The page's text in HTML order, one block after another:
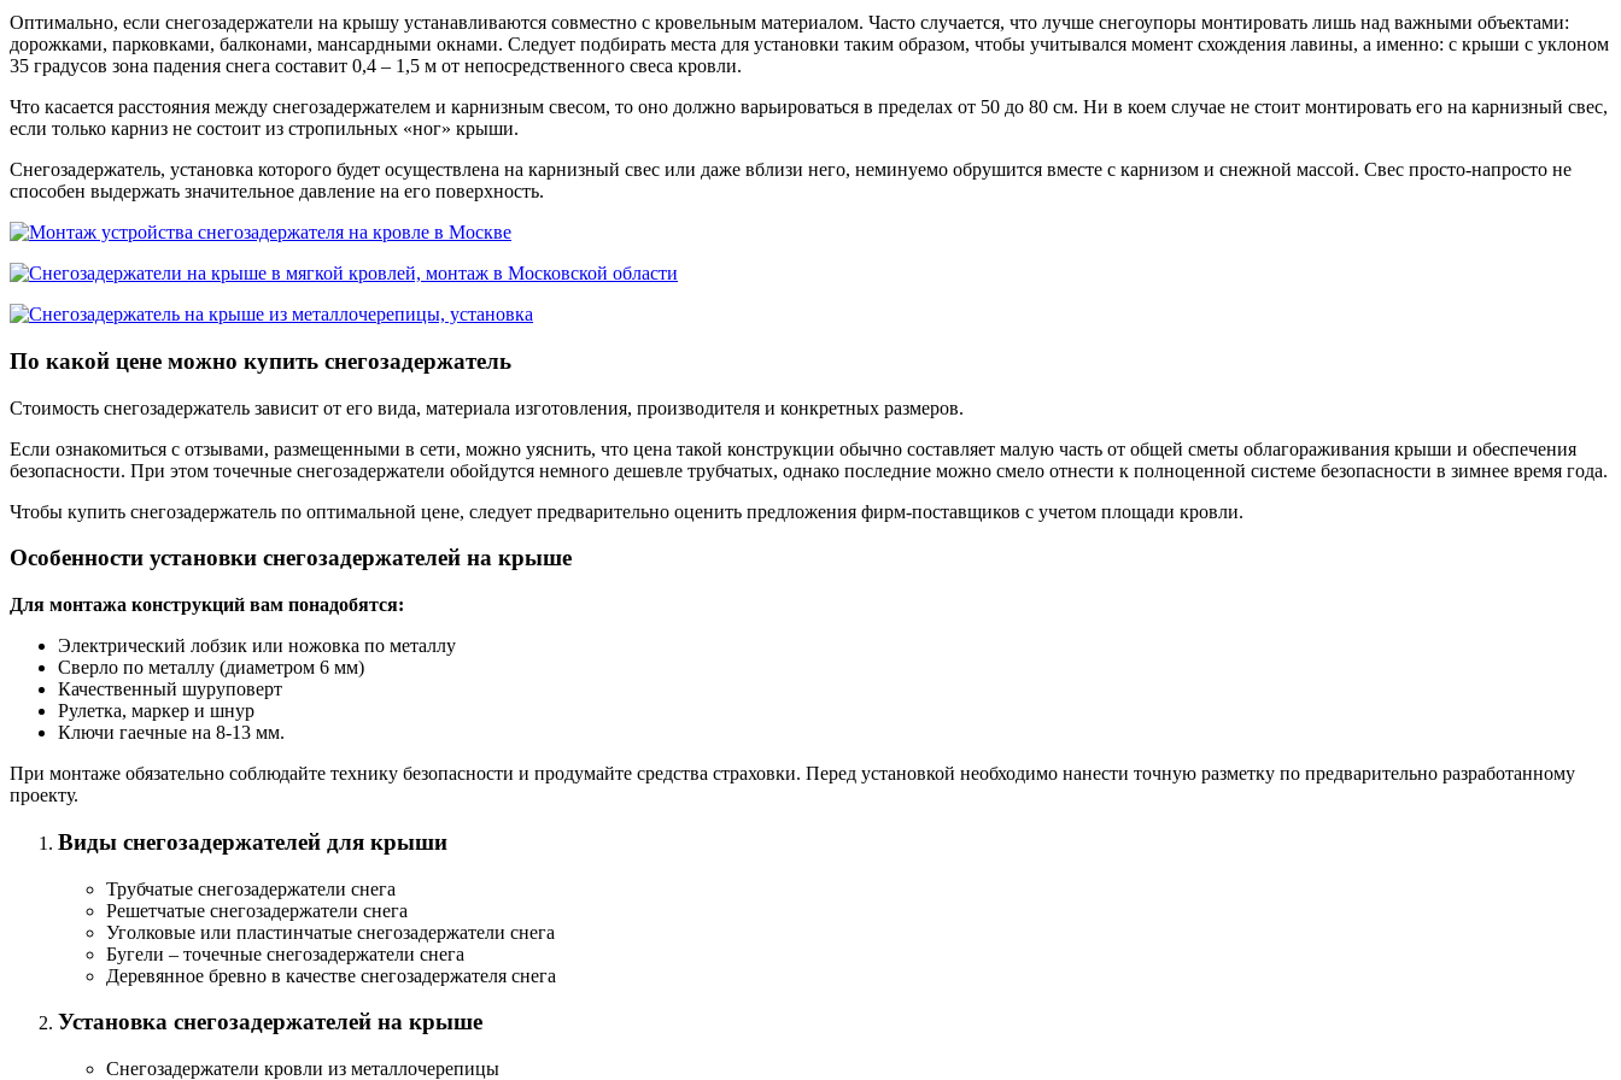
Оптимально, если снегозадержатели на крышу устанавливаются совместно с кровельным материалом. Часто случается, что лучше снегоупоры монтировать лишь над важными объектами:
дорожками, парковками, балконами, мансардными окнами. Следует подбирать места для установки таким образом, чтобы учитывался момент схождения лавины, а именно: с крыши с уклоном
35 градусов зона падения снега составит 0,4 – 1,5 м от непосредственного свеса кровли.
Что касается расстояния между снегозадержателем и карнизным свесом, то оно должно варьироваться в пределах от 50 до 80 см. Ни в коем случае не стоит монтировать его на карнизный свес,
если только карниз не состоит из стропильных «ног» крыши.
Снегозадержатель, установка которого будет осуществлена на карнизный свес или даже вблизи него, неминуемо обрушится вместе с карнизом и снежной массой. Свес просто-напросто не
способен выдержать значительное давление на его поверхность.
По какой цене можно купить снегозадержатель
Стоимость снегозадержатель зависит от его вида, материала изготовления, производителя и конкретных размеров.
Если ознакомиться с отзывами, размещенными в сети, можно уяснить, что цена такой конструкции обычно составляет малую часть от общей сметы облагораживания крыши и обеспечения
безопасности. При этом точечные снегозадержатели обойдутся немного дешевле трубчатых, однако последние можно смело отнести к полноценной системе безопасности в зимнее время года.
Чтобы купить снегозадержатель по оптимальной цене, следует предварительно оценить предложения фирм-поставщиков с учетом площади кровли.
Особенности установки снегозадержателей на крыше
Для монтажа конструкций вам понадобятся:
Электрический лобзик или ножовка по металлу
Сверло по металлу (диаметром 6 мм)
Качественный шуруповерт
Рулетка, маркер и шнур
Ключи гаечные на 8-13 мм.
При монтаже обязательно соблюдайте технику безопасности и продумайте средства страховки. Перед установкой необходимо нанести точную разметку по предварительно разработанному
проекту.
Виды снегозадержателей для крыши
Трубчатые снегозадержатели снега
Решетчатые снегозадержатели снега
Уголковые или пластинчатые снегозадержатели снега
Бугели – точечные снегозадержатели снега
Деревянное бревно в качестве снегозадержателя снега
Установка снегозадержателей на крыше
Снегозадержатели кровли из металлочерепицы